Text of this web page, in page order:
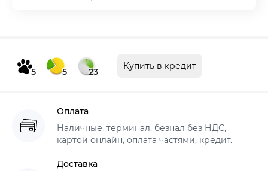
5 5 23
Купить в кредит
Оплата
Наличные, терминал, безнал без НДС,
картой онлайн, оплата частями, кредит.
Доставка